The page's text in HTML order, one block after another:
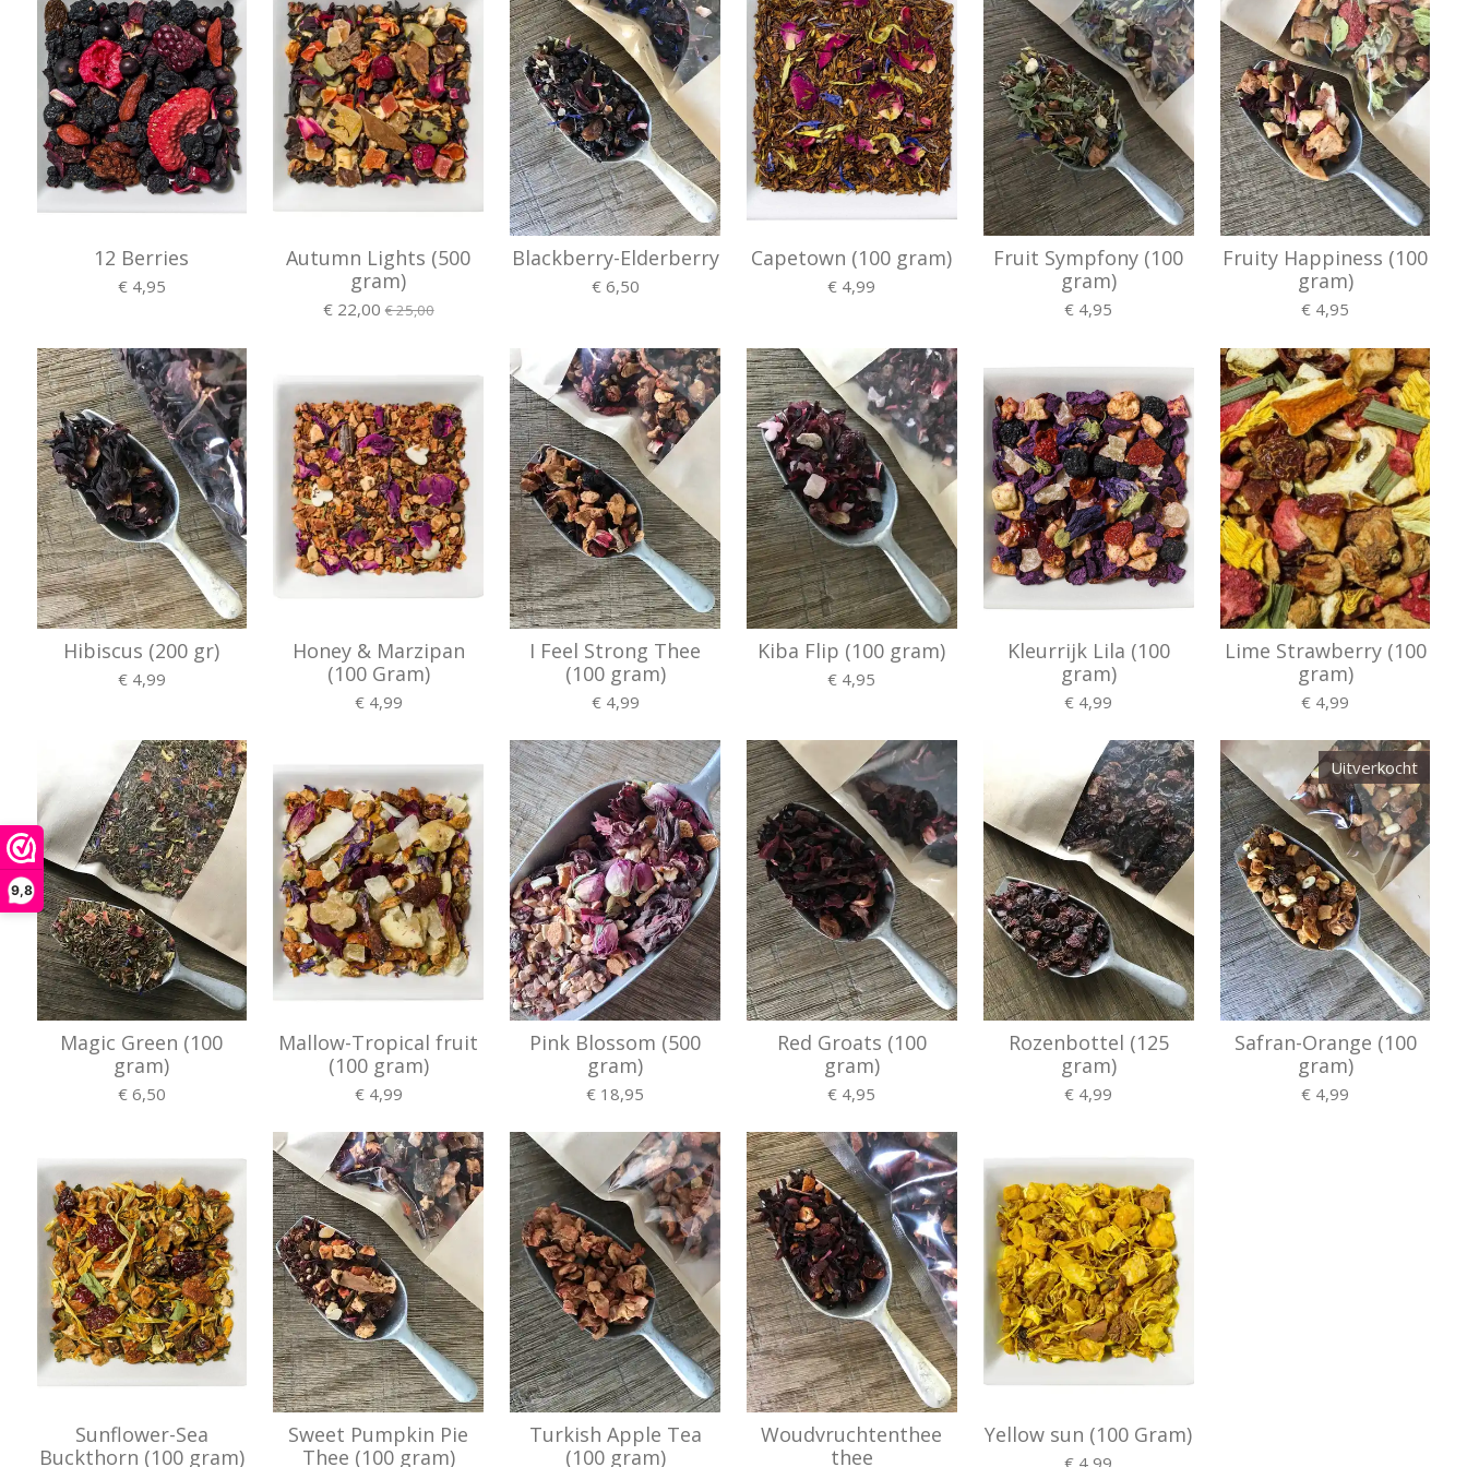
9,8
12 Berries
€ 4,95
Autumn Lights (500
gram)
€ 22,00 € 25,00
Blackberry-Elderberry
€ 6,50
Capetown (100 gram)
€ 4,99
Fruit Sympfony (100
gram)
€ 4,95
Fruity Happiness (100
gram)
€ 4,95
Hibiscus (200 gr)
€ 4,99
Honey & Marzipan
(100 Gram)
€ 4,99
I Feel Strong Thee
(100 gram)
€ 4,99
Kiba Flip (100 gram)
€ 4,95
Kleurrijk Lila (100
gram)
€ 4,99
Lime Strawberry (100
gram)
€ 4,99
Magic Green (100
gram)
€ 6,50
Mallow-Tropical fruit
(100 gram)
€ 4,99
Pink Blossom (500
gram)
€ 18,95
Red Groats (100
gram)
€ 4,95
Rozenbottel (125
gram)
€ 4,99
Uitverkocht
Safran-Orange (100
gram)
€ 4,99
Sunflower-Sea
Buckthorn (100 gram)
Sweet Pumpkin Pie
Thee (100 gram)
Turkish Apple Tea
(100 gram)
Woudvruchtenthee
thee
Yellow sun (100 Gram)